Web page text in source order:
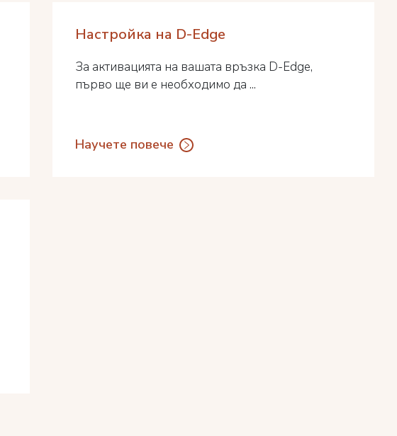
Настройка на D-Edge
За активацията на вашата връзка D-Edge,
първо ще ви е необходимо да ...
Научете повече